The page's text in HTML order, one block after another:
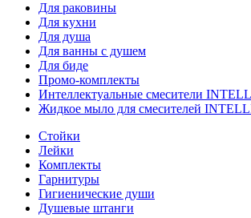
Для раковины
Для кухни
Для душа
Для ванны с душем
Для биде
Промо-комплекты
Интеллектуальные смесители
Жидкое мыло для смесителей
Стойки
Лейки
Комплекты
Гарнитуры
Гигиенические души
Душевые штанги